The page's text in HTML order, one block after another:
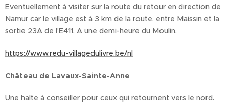
Eventuellement à visiter sur la route du retour en direction de
Namur car le village est à 3 km de la route, entre Maissin et la
sortie 23A de l'E411. A une demi-heure du Moulin.
https://www.redu-villagedulivre.be/nl
Château de Lavaux-Sainte-Anne
Une halte à conseiller pour ceux qui retournent vers le nord.